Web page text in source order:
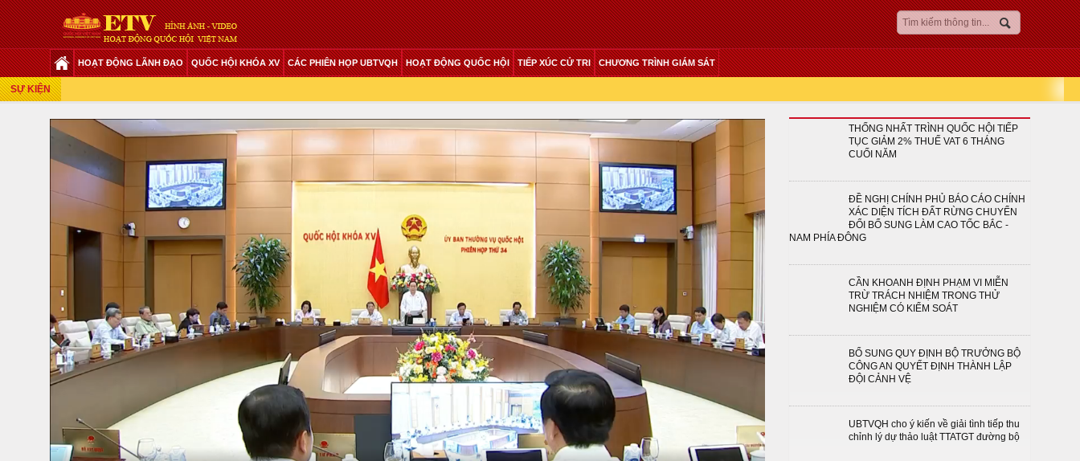
HOẠT ĐỘNG LÃNH ĐẠO QUỐC HỘI KHÓA XV CÁC PHIÊN HỌP UBTVQH HOẠT ĐỘNG QUỐC HỘI TIẾP XÚC CỬ TRI CHƯƠNG TRÌNH GIÁM SÁT
SỰ KIỆN
THỐNG NHẤT TRÌNH QUỐC HỘI TIẾP
TỤC GIẢM 2% THUẾ VAT 6 THÁNG
CUỐI NĂM
ĐỀ NGHỊ CHÍNH PHỦ BÁO CÁO CHÍNH
XÁC DIỆN TÍCH ĐẤT RỪNG CHUYỂN
ĐỔI BỔ SUNG LÀM CAO TỐC BẮC -
NAM PHÍA ĐÔNG
CẦN KHOANH ĐỊNH PHẠM VI MIỄN
TRỪ TRÁCH NHIỆM TRONG THỬ
NGHIỆM CÓ KIỂM SOÁT
BỔ SUNG QUY ĐỊNH BỘ TRƯỞNG BỘ
CÔNG AN QUYẾT ĐỊNH THÀNH LẬP
ĐỘI CẢNH VỆ
UBTVQH cho ý kiến về giải tình tiếp thu
chỉnh lý dự thảo luật TTATGT đường bộ